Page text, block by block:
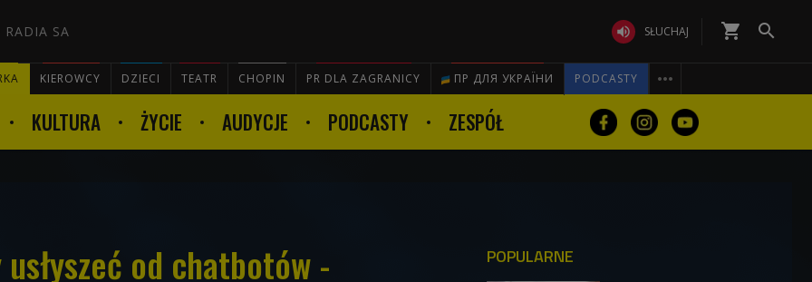
RADIA SA  SŁUCHAJ shopping_cart 
KIEROWCY DZIECI TEATR CHOPIN PR DLA ZAGRANICY ПР ДЛЯ УКРАЇНИ PODCASTY 

KULTURA ŻYCIE AUDYCJE PODCASTY ZESPÓŁ
od chatbotów - POPULARNE